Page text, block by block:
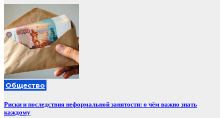
Общество
Риски и последствия неформальной занятости: о чём важно знать
каждому